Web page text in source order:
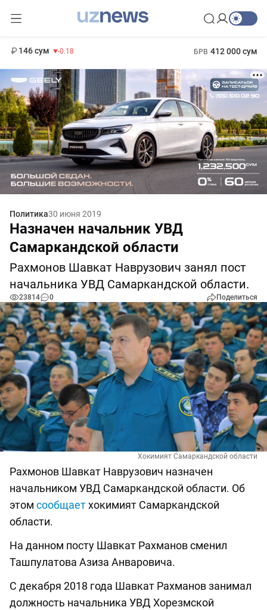
146 сум -0.18 БРВ 412 000 сум
Политика30 июня 2019
Назначен начальник УВД
Самаркандской области
Рахмонов Шавкат Наврузович занял пост
начальника УВД Самаркандской области.
23814 0 Поделиться
Хокимият Самаркандской области
Рахмонов Шавкат Наврузович назначен
начальником УВД Самаркандской области. Об
этом сообщаетхокимият Самаркандской
области.
На данном посту Шавкат Рахманов сменил
Ташпулатова Азиза Анваровича.
С декабря 2018 года Шавкат Рахманов занимал
должность начальника УВД Хорезмской